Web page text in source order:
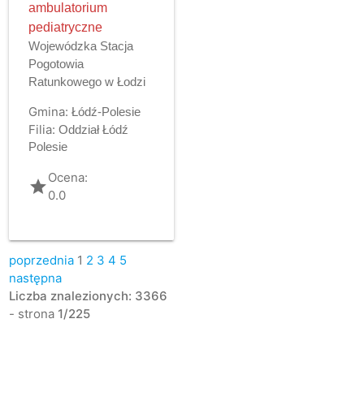
ambulatorium
pediatryczne
Wojewódzka Stacja
Pogotowia
Ratunkowego w Łodzi
Gmina: Łódź-Polesie
Filia: Oddział Łódź
Polesie
gradeOcena:
0.0
poprzednia 1 2 3 4 5
następna
Liczba znalezionych: 3366
- strona 1/225